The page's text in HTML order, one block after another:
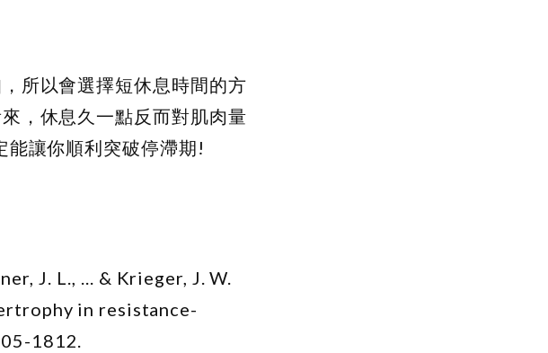
所以會選擇短休息時間的方
，休息久一點反而對肌肉量
能讓你順利突破停滯期!
J. L., ... & Krieger, J. W.
in resistance-
1812.